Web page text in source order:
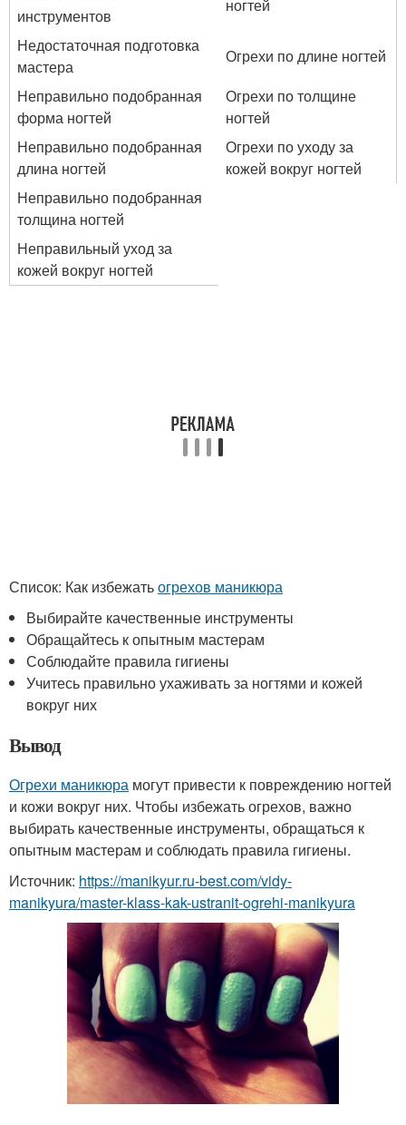
инструментов
ногтей
Недостаточная подготовка
мастера
Огрехи по длине ногтей
Неправильно подобранная
форма ногтей
Огрехи по толщине
ногтей
Неправильно подобранная
длина ногтей
Огрехи по уходу за
кожей вокруг ногтей
Неправильно подобранная
толщина ногтей
Неправильный уход за
кожей вокруг ногтей
Список: Как избежатьогрехов маникюра
Выбирайте качественные инструменты
Обращайтесь к опытным мастерам
Соблюдайте правила гигиены
Учитесь правильно ухаживать за ногтями и кожей
вокруг них
Вывод
Огрехи маникюра могут привести к повреждению ногтей
и кожи вокруг них. Чтобы избежать огрехов, важно
выбирать качественные инструменты, обращаться к
опытным мастерам и соблюдать правила гигиены.
Источник: https://manikyur.ru-best.com/vidy-
manikyura/master-klass-kak-ustranit-ogrehi-manikyura